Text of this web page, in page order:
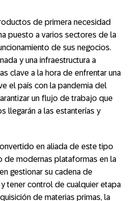
de primera necesidad
puesto a varios sectores de la
de sus negocios.
y una infraestructura a
clave a la hora de enfrentar una
el país con la pandemia del
un flujo de trabajo que
llegarán a las estanterías y
en aliada de este tipo
de modernas plataformas en la
gestionar su cadena de
tener control de cualquier etapa
de materias primas, la